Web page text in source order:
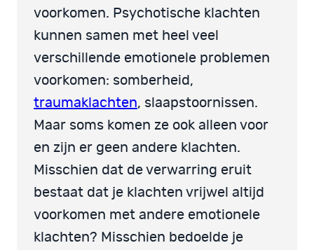
voorkomen. Psychotische klachten
kunnen samen met heel veel
verschillende emotionele problemen
voorkomen: somberheid,
traumaklachten, slaapstoornissen.
Maar soms komen ze ook alleen voor
en zijn er geen andere klachten.
Misschien dat de verwarring eruit
bestaat dat je klachten vrijwel altijd
voorkomen met andere emotionele
klachten? Misschien bedoelde je